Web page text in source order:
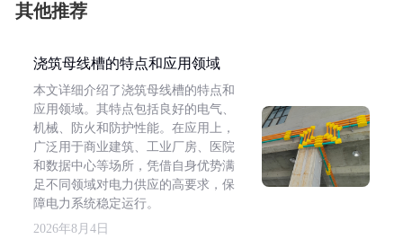
其他推荐
浇筑母线槽的特点和应用领域
本文详细介绍了浇筑母线槽的特点和
应用领域。其特点包括良好的电气、
机械、防火和防护性能。在应用上，
广泛用于商业建筑、工业厂房、医院
和数据中心等场所，凭借自身优势满
足不同领域对电力供应的高要求，保
障电力系统稳定运行。
2026年8月4日